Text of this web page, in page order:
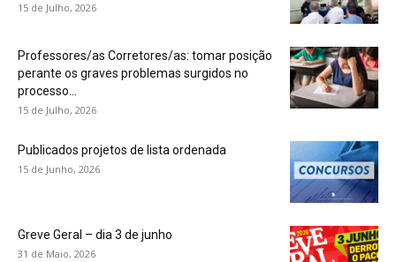
15 de Julho, 2026
Professores/as Corretores/as: tomar posição
perante os graves problemas surgidos no
processo...
15 de Julho, 2026
Publicados projetos de lista ordenada
15 de Junho, 2026
Greve Geral – dia 3 de junho
31 de Maio, 2026